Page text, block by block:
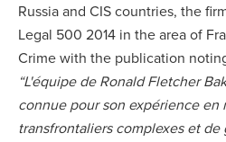
Russia and CIS countries, the
Legal 500 2014 in the area of
Crime with the publication
“L'équipe de Ronald Fletcher
connue pour son expérience en
transfrontaliers complexes et de